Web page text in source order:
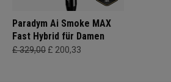
Paradym Ai Smoke MAX
Fast Hybrid für Damen
£ 329,00 £ 200,33